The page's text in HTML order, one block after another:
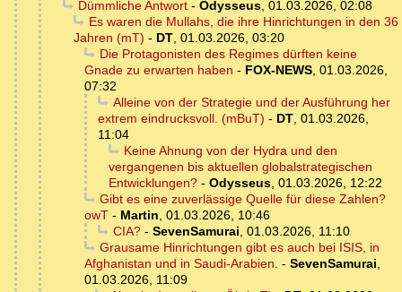
Dümmliche Antwort- Odysseus, 01.03.2026, 02:08
Es waren die Mullahs, die ihre Hinrichtungen in den 36
Jahren (mT) - DT, 01.03.2026, 03:20
Die Protagonisten des Regimes dürften keine
Gnade zu erwarten haben - FOX-NEWS, 01.03.2026,
07:32
Alleine von der Strategie und der Ausführung her
extrem eindrucksvoll. (mBuT) - DT, 01.03.2026,
11:04
Keine Ahnung von der Hydra und den
vergangenen bis aktuellen globalstrategischen
Entwicklungen? - Odysseus, 01.03.2026, 12:22
Gibt es eine zuverlässige Quelle für diese Zahlen?
owT - Martin, 01.03.2026, 10:46
CIA?- SevenSamurai, 01.03.2026, 11:10
Grausame Hinrichtungen gibt es auch bei ISIS, in
Afghanistan und in Saudi-Arabien. - SevenSamurai,
01.03.2026, 11:09